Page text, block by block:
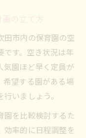
の立て方
田市内の保育園の空
です。空き状況は年
気園ほど早く定員が
希望する園がある場
いましょう。
園を比較検討するた
効率的に日程調整を